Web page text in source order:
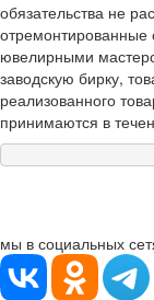
обязательства не
ювелирными
заводскую бирку,
реализованного
принимаются в
мы в социальных